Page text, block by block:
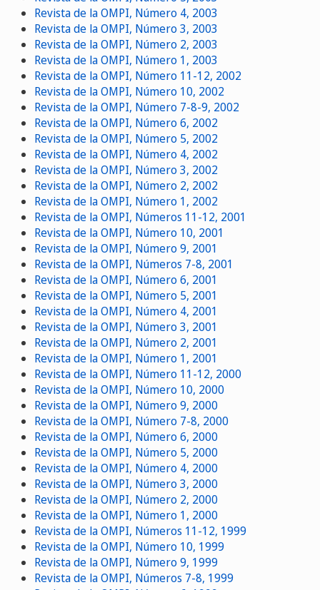
Revista de la OMPI, Número 4, 2003
Revista de la OMPI, Número 3, 2003
Revista de la OMPI, Número 2, 2003
Revista de la OMPI, Número 1, 2003
Revista de la OMPI, Número 11-12, 2002
Revista de la OMPI, Número 10, 2002
Revista de la OMPI, Número 7-8-9, 2002
Revista de la OMPI, Número 6, 2002
Revista de la OMPI, Número 5, 2002
Revista de la OMPI, Número 4, 2002
Revista de la OMPI, Número 3, 2002
Revista de la OMPI, Número 2, 2002
Revista de la OMPI, Número 1, 2002
Revista de la OMPI, Números 11-12, 2001
Revista de la OMPI, Número 10, 2001
Revista de la OMPI, Número 9, 2001
Revista de la OMPI, Números 7-8, 2001
Revista de la OMPI, Número 6, 2001
Revista de la OMPI, Número 5, 2001
Revista de la OMPI, Número 4, 2001
Revista de la OMPI, Número 3, 2001
Revista de la OMPI, Número 2, 2001
Revista de la OMPI, Número 1, 2001
Revista de la OMPI, Número 11-12, 2000
Revista de la OMPI, Número 10, 2000
Revista de la OMPI, Número 9, 2000
Revista de la OMPI, Número 7-8, 2000
Revista de la OMPI, Número 6, 2000
Revista de la OMPI, Número 5, 2000
Revista de la OMPI, Número 4, 2000
Revista de la OMPI, Número 3, 2000
Revista de la OMPI, Número 2, 2000
Revista de la OMPI, Número 1, 2000
Revista de la OMPI, Números 11-12, 1999
Revista de la OMPI, Número 10, 1999
Revista de la OMPI, Número 9, 1999
Revista de la OMPI, Números 7-8, 1999